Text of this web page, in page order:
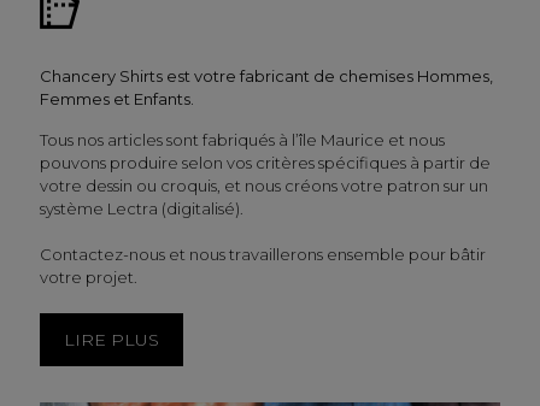
Chancery Shirts est votre fabricant de chemises Hommes,
Femmes et Enfants.
Tous nos articles sont fabriqués à l’île Maurice et nous
pouvons produire selon vos critères spécifiques à partir de
votre dessin ou croquis, et nous créons votre patron sur un
système Lectra (digitalisé).
Contactez-nous et nous travaillerons ensemble pour bâtir
votre projet.
LIRE PLUS